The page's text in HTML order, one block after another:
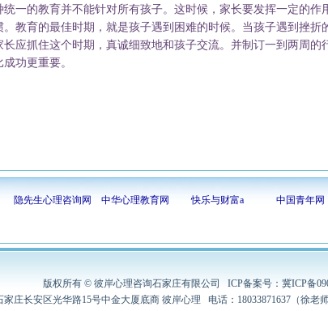
一的教育并不能针对所有孩子。这时候，家长要发挥一定的作
教育的最佳时期，就是孩子遇到困难的时候。当孩子遇到挫折
应抓住这个时期，真诚细致地和孩子交流。并制订一到两周的
功更重要。
隐先生心理咨询网 中华心理教育网 快乐与财富a 中国青年网
版权所有 © 彼岸心理咨询石家庄有限公司 ICP备案号：冀ICP备
家庄长安区光华路15号中金大厦底商 彼岸心理 电话：18033871637（徐老师